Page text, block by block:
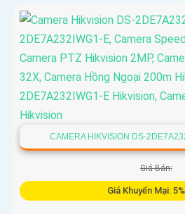
CAMERA HIKVISION DS-
Giá Bán:
Giá Khuyến Mại: